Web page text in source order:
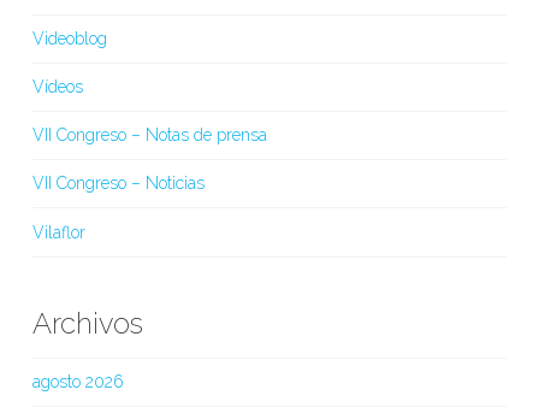
Videoblog
Vídeos
VII Congreso – Notas de prensa
VII Congreso – Noticias
Vilaflor
Archivos
agosto 2026